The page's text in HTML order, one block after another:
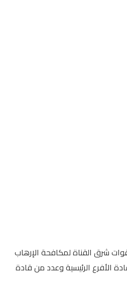
تنفيذ المرحلة الرئيسية لمشروع مراكز القيادة التعبوى «صمود 4» الذى تنفذه قيادة قوات شرق القناة لمكافحة الإرهاب
الأفرع الرئيسية وعدد من قادة